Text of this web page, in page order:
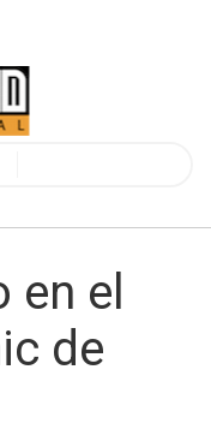
en el
de